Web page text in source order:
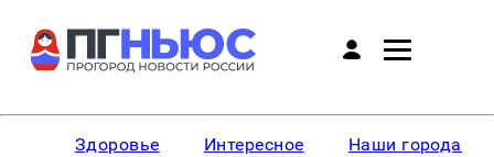
Здоровье Интересное Наши города